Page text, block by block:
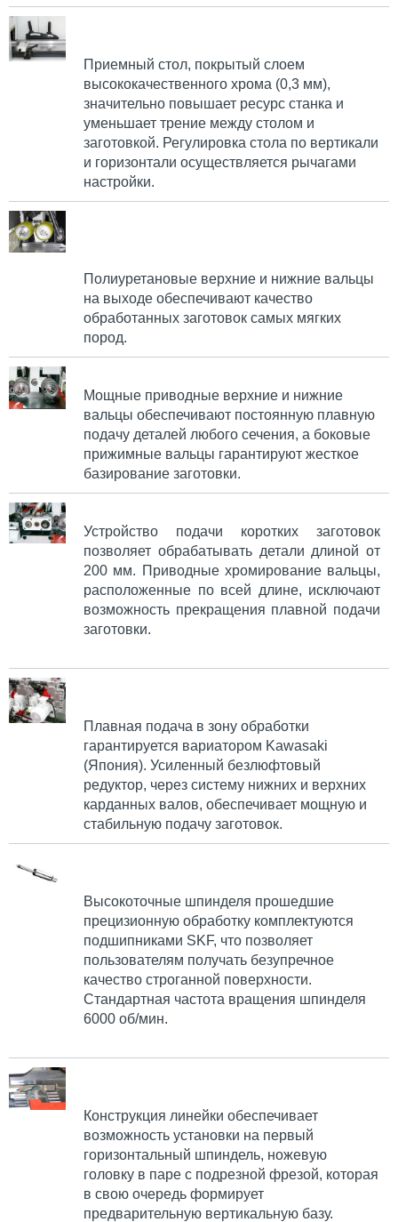
Приемный стол, покрытый слоем
высококачественного хрома (0,3 мм),
значительно повышает ресурс станка и
уменьшает трение между столом и
заготовкой. Регулировка стола по вертикали
и горизонтали осуществляется рычагами
настройки.
Полиуретановые верхние и нижние вальцы
на выходе обеспечивают качество
обработанных заготовок самых мягких
пород.
Мощные приводные верхние и нижние
вальцы обеспечивают постоянную плавную
подачу деталей любого сечения, а боковые
прижимные вальцы гарантируют жесткое
базирование заготовки.
Устройство подачи коротких заготовок
позволяет обрабатывать детали длиной от
200 мм. Приводные хромирование вальцы,
расположенные по всей длине, исключают
возможность прекращения плавной подачи
заготовки.
Плавная подача в зону обработки
гарантируется вариатором Kawasaki
(Япония). Усиленный безлюфтовый
редуктор, через систему нижних и верхних
карданных валов, обеспечивает мощную и
стабильную подачу заготовок.
Высокоточные шпинделя прошедшие
прецизионную обработку комплектуются
подшипниками SKF, что позволяет
пользователям получать безупречное
качество строганной поверхности.
Стандартная частота вращения шпинделя
6000 об/мин.
Конструкция линейки обеспечивает
возможность установки на первый
горизонтальный шпиндель, ножевую
головку в паре с подрезной фрезой, которая
в свою очередь формирует
предварительную вертикальную базу.